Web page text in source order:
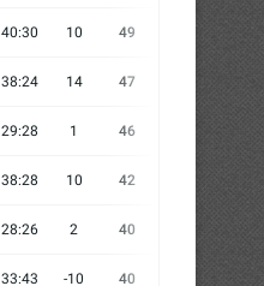
40:30 10 49 6
38:24 14 47
29:28 1 46 10 8
38:28 10 42
28:26 2 40 10
33:43 -10 40